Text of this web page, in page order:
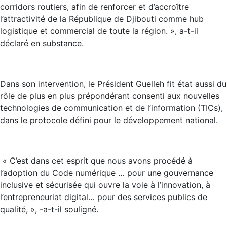
corridors routiers, afin de renforcer et d’accroître
l’attractivité de la République de Djibouti comme hub
logistique et commercial de toute la région. », a-t-il
déclaré en substance.
Dans son intervention, le Président Guelleh fit état aussi du
rôle de plus en plus prépondérant consenti aux nouvelles
technologies de communication et de l’information (TICs),
dans le protocole défini pour le développement national.
« C’est dans cet esprit que nous avons procédé à
l’adoption du Code numérique … pour une gouvernance
inclusive et sécurisée qui ouvre la voie à l’innovation, à
l’entrepreneuriat digital… pour des services publics de
qualité, », -a-t-il souligné.